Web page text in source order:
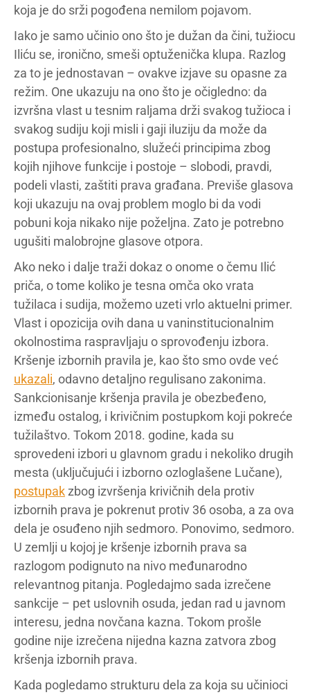
koja je do srži pogođena nemilom pojavom.
Iako je samo učinio ono što je dužan da čini, tužiocu
Iliću se, ironično, smeši optuženička klupa. Razlog
za to je jednostavan – ovakve izjave su opasne za
režim. One ukazuju na ono što je očigledno: da
izvršna vlast u tesnim raljama drži svakog tužioca i
svakog sudiju koji misli i gaji iluziju da može da
postupa profesionalno, služeći principima zbog
kojih njihove funkcije i postoje – slobodi, pravdi,
podeli vlasti, zaštiti prava građana. Previše glasova
koji ukazuju na ovaj problem moglo bi da vodi
pobuni koja nikako nije poželjna. Zato je potrebno
ugušiti malobrojne glasove otpora.
Ako neko i dalje traži dokaz o onome o čemu Ilić
priča, o tome koliko je tesna omča oko vrata
tužilaca i sudija, možemo uzeti vrlo aktuelni primer.
Vlast i opozicija ovih dana u vaninstitucionalnim
okolnostima raspravljaju o sprovođenju izbora.
Kršenje izbornih pravila je, kao što smo ovde već
ukazali, odavno detaljno regulisano zakonima.
Sankcionisanje kršenja pravila je obezbeđeno,
između ostalog, i krivičnim postupkom koji pokreće
tužilaštvo. Tokom 2018. godine, kada su
sprovedeni izbori u glavnom gradu i nekoliko drugih
mesta (uključujući i izborno ozloglašene Lučane),
postupakzbog izvršenja krivičnih dela protiv
izbornih prava je pokrenut protiv 36 osoba, a za ova
dela je osuđeno njih sedmoro. Ponovimo, sedmoro.
U zemlji u kojoj je kršenje izbornih prava sa
razlogom podignuto na nivo međunarodno
relevantnog pitanja. Pogledajmo sada izrečene
sankcije – pet uslovnih osuda, jedan rad u javnom
interesu, jedna novčana kazna. Tokom prošle
godine nije izrečena nijedna kazna zatvora zbog
kršenja izbornih prava.
Kada pogledamo strukturu dela za koja su učinioci